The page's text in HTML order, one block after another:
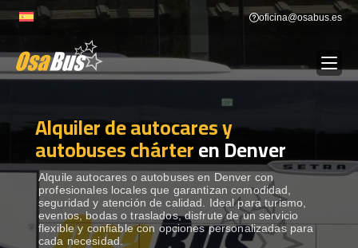
to
oficina@osabus.es
ALQUILER DE AUTOCARES
DESTINOS Show dropdown
RECORRIDAS Show dropdown
Alquiler de autocares y
autobuses chárteren Denver
Alquile autocares o autobuses en Denver con
profesionales locales que garantizan comodidad,
seguridad y atención de calidad. Ideal para turismo,
eventos, bodas o traslados, disfrute de un servicio
flexible y confiable con opciones personalizadas para
cada necesidad.